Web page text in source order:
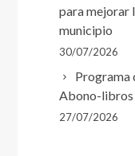
para mejorar
municipio
30/07/2026
Programa
Abono-libros
27/07/2026